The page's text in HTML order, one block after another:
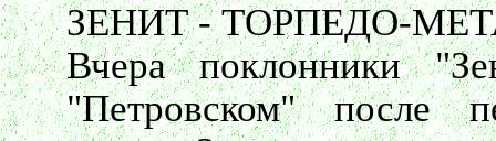
ЗЕНИТ - ТОРПЕДО-
Вчера поклонники
"Петровском" после